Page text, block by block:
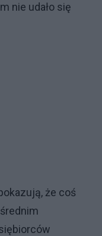
nie udało się
że coś